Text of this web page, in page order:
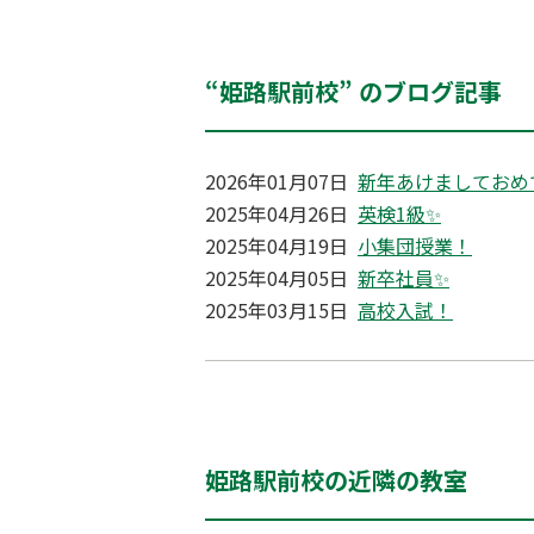
“姫路駅前校” のブログ記事
2026年01月07日 新年あけましてお
2025年04月26日 英検1級✨
2025年04月19日 小集団授業！
2025年04月05日 新卒社員✨
2025年03月15日 高校入試！
姫路駅前校の近隣の教室